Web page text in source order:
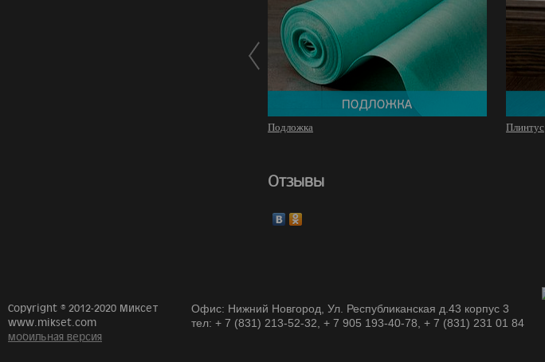
Подложка Плинтус
Отзывы
Copyright © 2012-2020 Миксет
www.mikset.com
мобильная версия
Офис: Нижний Новгород, Ул. Республиканская д.43 корпус 3
тел: + 7 (831) 213-52-32, + 7 905 193-40-78, + 7 (831) 231 01 84